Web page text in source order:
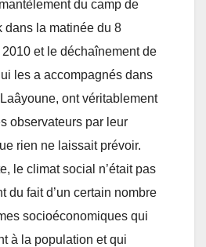
du camp de
dans la matinée du 8
et le déchaînement de
les a accompagnés dans
ont véritablement
observateurs par leur
rien ne laissait prévoir.
le climat social n’était pas
du fait d’un certain nombre
socioéconomiques qui
à la population et qui